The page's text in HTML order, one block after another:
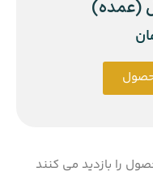
را بازدید می کنند
(عمده)